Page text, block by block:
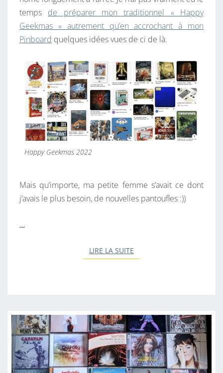
temps de préparer mon traditionnel « Happy
Geekmas » autrement qu’en accrochant à mon
Pinboard quelques idées vues de ci de là.
Happy Geekmas 2022
Mais qu’importe, ma petite femme s’avait ce dont
j’avais le plus besoin, de nouvelles pantoufles :))
…
LIRE LA SUITE